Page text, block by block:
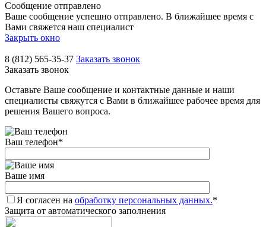
Сообщение отправлено
Ваше сообщение успешно отправлено. В ближайшее время с
Вами свяжется наш специалист
Закрыть окно
8 (812) 565-35-37 Заказать звонок
Заказать звонок
Оставьте Ваше сообщение и контактные данные и наши
специалисты свяжутся с Вами в ближайшее рабочее время для
решения Вашего вопроса.
Ваш телефон*
Ваше имя
Я согласен на обработку персональных данных.*
Защита от автоматического заполнения